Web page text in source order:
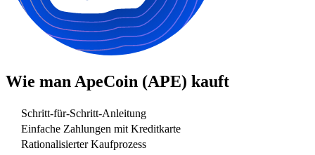
Wie man ApeCoin (APE) kauft
Schritt-für-Schritt-Anleitung
Einfache Zahlungen mit Kreditkarte
Rationalisierter Kaufprozess